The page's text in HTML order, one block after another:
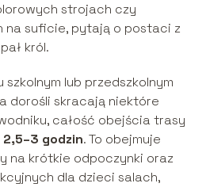
strojach czy
suficie, pytają o postaci z
król.
lub przedszkolnym
dorośli skracają niektóre
całość obejścia trasy
2,5–3 godzin. To obejmuje
na krótkie odpoczynki oraz
dla dzieci salach,